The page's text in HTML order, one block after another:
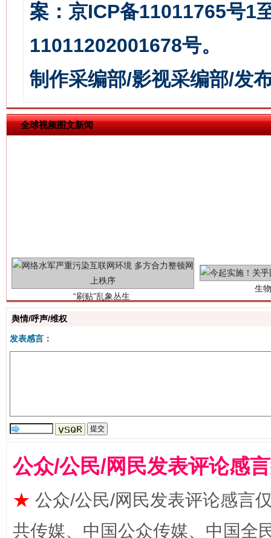
案：京ICP备11011765号1
11011202001678号。
制作采编部/影视采编部/发
全球视频图文新闻
习近平的博鳌关键词
舆情/呼声/维权
发表感言：
公众/公民/网民发表评论感
★ 公众/公民/网民发表评论感言
共传媒、中国公众传媒、中国全